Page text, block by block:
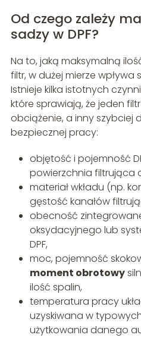
Od czego zależy
sadzy w DPF?
Na to, jaką maksymalną
filtr, w dużej mierze wpływa
Istnieje kilka istotnych
które sprawiają, że jeden
obciążenie, a inny szybciej
bezpiecznej pracy:
objętość i pojemność
powierzchnia filtrująca
materiał wkładu (np.
gęstość kanałów
obecność
oksydacyjnego lub
DPF,
moc, pojemność
moment obrotowy
ilość spalin,
temperatura pracy
uzyskiwana w
użytkowania danego